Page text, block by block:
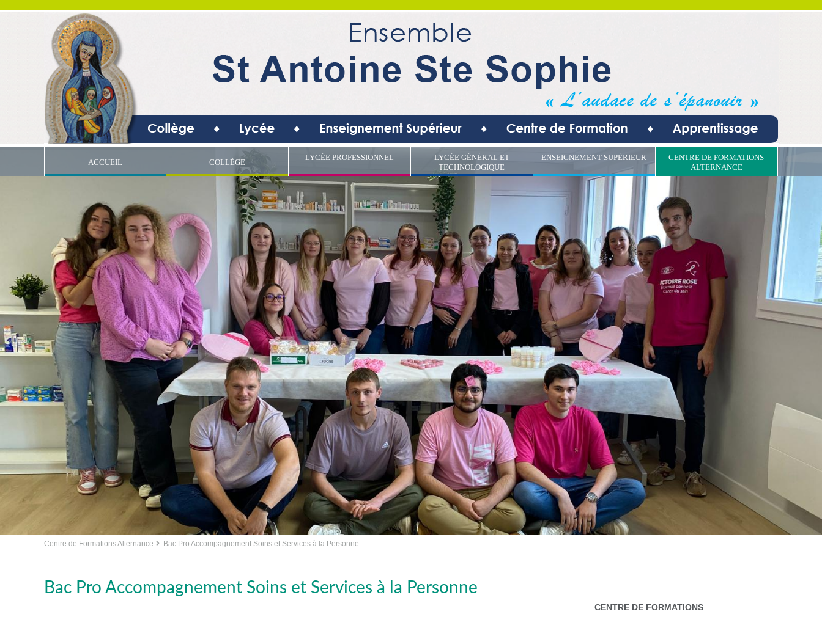
ACCUEIL COLLÈGE
LYCÉE PROFESSIONNEL
LYCÉE GÉNÉRAL ET
TECHNOLOGIQUE
ENSEIGNEMENT SUPÉRIEUR
CENTRE DE FORMATIONS
ALTERNANCE
Centre de Formations Alternance Bac Pro Accompagnement Soins et Services à la Personne
Bac Pro Accompagnement Soins et Services à la Personne
CENTRE DE FORMATIONS